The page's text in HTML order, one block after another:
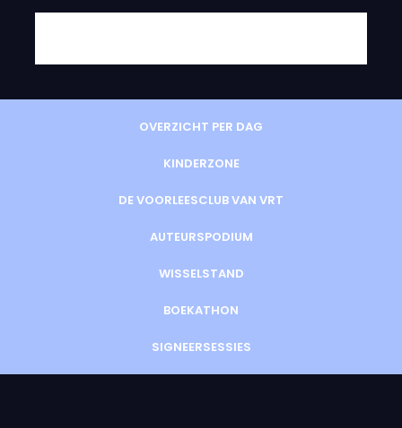
OVERZICHT PER DAG
KINDERZONE
DE VOORLEESCLUB VAN VRT
AUTEURSPODIUM
WISSELSTAND
BOEKATHON
SIGNEERSESSIES